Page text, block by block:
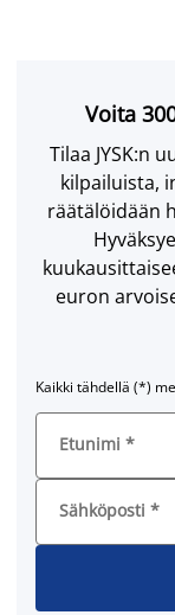
Voita
Tilaa JYSK:n
kilpailuista,
räätälöidään
euron
Kaikki tähdellä (*)
Etunimi *
Sähköposti *